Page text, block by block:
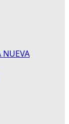
NUEVA